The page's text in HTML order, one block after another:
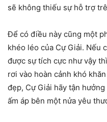
sẽ không thiếu sự hỗ trợ
Để có điều này cũng một
khéo léo của Cự Giải. Nếu
được sự tích cực như vậy
rơi vào hoàn cảnh khó
đẹp, Cự Giải hãy tận
ấm áp bên một nửa yêu